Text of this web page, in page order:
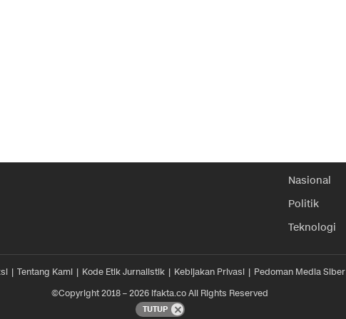
Nasional
Politik
Teknologi
Tentang Kami Kode Etik Jurnalistik Kebijakan Privasi
Pedoman Media Siber
©Copyright 2018 – 2026 ifakta.co All Rights Reserved
TUTUP